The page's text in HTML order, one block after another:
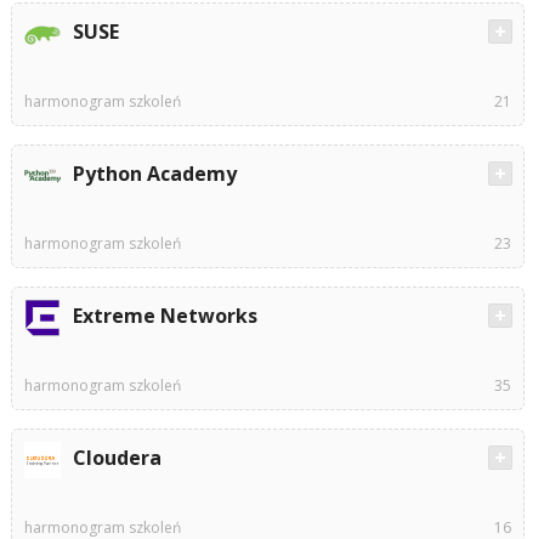
SUSE
harmonogram szkoleń 21
Python Academy
harmonogram szkoleń 23
Extreme Networks
harmonogram szkoleń 35
Cloudera
harmonogram szkoleń 16